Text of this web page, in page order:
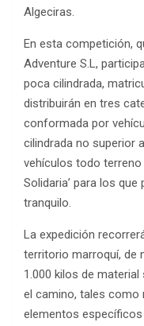
Algeciras.
En esta competición,
Adventure S.L,
poca cilindrada,
distribuirán en tres
conformada por
cilindrada no superior
vehículos todo terreno
Solidaria’ para los
tranquilo.
La expedición
territorio marroquí, de
1.000 kilos de
el camino, tales como
elementos